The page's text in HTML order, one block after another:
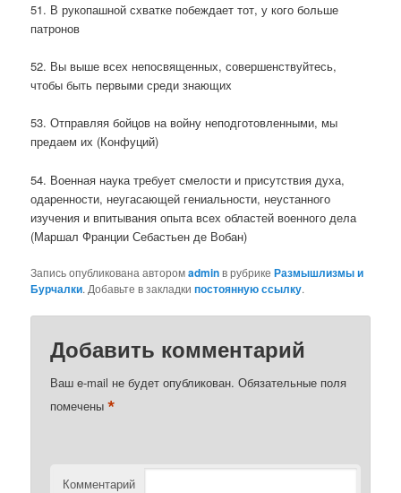
51. В рукопашной схватке побеждает тот, у кого больше
патронов
52. Вы выше всех непосвященных, совершенствуйтесь,
чтобы быть первыми среди знающих
53. Отправляя бойцов на войну неподготовленными, мы
предаем их (Конфуций)
54. Военная наука требует смелости и присутствия духа,
одаренности, неугасающей гениальности, неустанного
изучения и впитывания опыта всех областей военного дела
(Маршал Франции Себастьен де Вобан)
Запись опубликована авторомadminв рубрикеРазмышлизмы и
Бурчалки. Добавьте в закладкипостоянную ссылку.
Добавить комментарий
Ваш e-mail не будет опубликован. Обязательные поля
помечены*
Комментарий